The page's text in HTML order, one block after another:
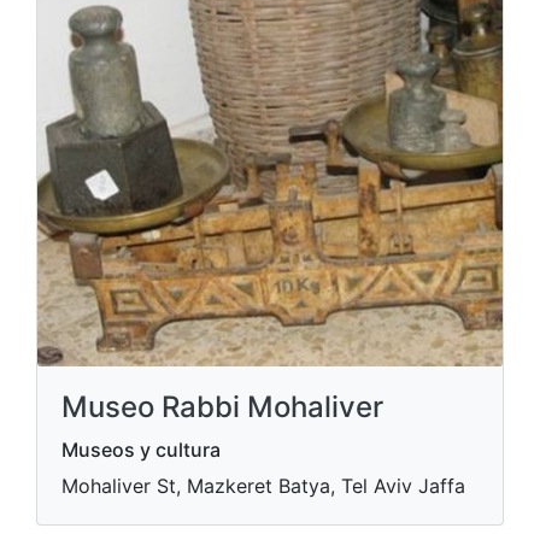
Museo Rabbi Mohaliver
Museos y cultura
Mohaliver St, Mazkeret Batya, Tel Aviv Jaffa